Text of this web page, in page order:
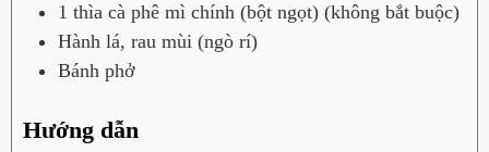
1 thìa cà phê mì chính (bột ngọt) (không bắt buộc)
Hành lá, rau mùi (ngò rí)
Bánh phở
Hướng dẫn